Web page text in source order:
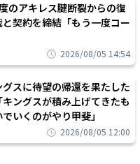
のアキレス腱断裂からの復
契約を締結「もう一度コー
2026/08/05 14:54
スに待望の帰還を果たした
ングスが積み上げてきたも
いくのがやり甲斐」
2026/08/05 12:00